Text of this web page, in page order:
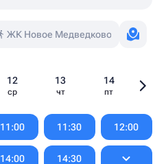
ЖК Новое Медведково
12
ср
13
чт
14
пт
11:00 11:30 12:00
14:00 14:30